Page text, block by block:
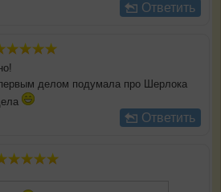
Ответить
делом подумала про Шерлока
Ответить